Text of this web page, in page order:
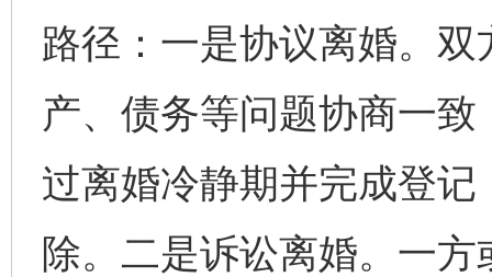
路径：一是协议离婚。
产、债务等问题协商一
过离婚冷静期并完成登
除。二是诉讼离婚。一